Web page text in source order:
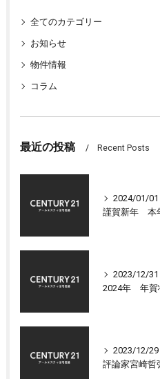
全てのカテゴリー
お知らせ
物件情報
コラム
最近の投稿 Recent Posts
2024/01/01
2023/12/31
2024年 年賀
2023/12/29